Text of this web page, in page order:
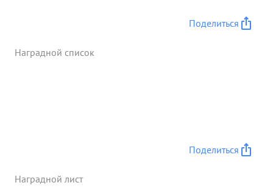
Поделиться
Наградной список
Поделиться
Наградной лист